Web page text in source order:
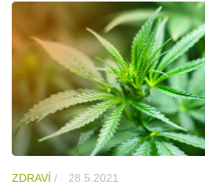
ZDRAVÍ / 28.5.2021